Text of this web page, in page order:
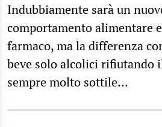
Indubbiamente sarà un
comportamento alimentare
farmaco, ma la differenza
beve solo alcolici rifiutando
sempre molto sottile…